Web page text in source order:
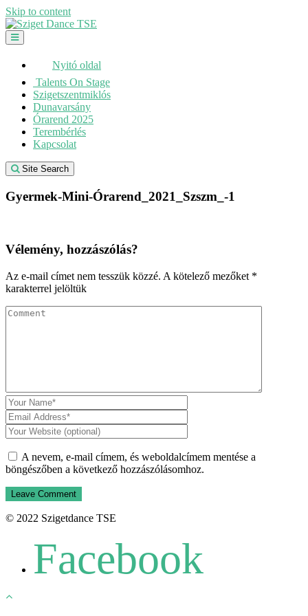
Skip to content
Nyitó oldal
Talents On Stage
Szigetszentmiklós
Dunavarsány
Órarend 2025
Terembérlés
Kapcsolat
Site Search
Gyermek-Mini-Órarend_2021_Szszm_-1
Vélemény, hozzászólás?
Az e-mail címet nem tesszük közzé. A kötelező mezőket *
karakterrel jelöltük
A nevem, e-mail címem, és weboldalcímem mentése a
böngészőben a következő hozzászólásomhoz.
© 2022 Szigetdance TSE
Facebook